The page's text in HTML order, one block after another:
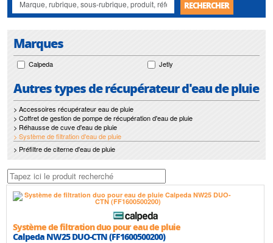
contraintes sont un gage d'efficacité, et garantissent l'absence de perturbation
de vos installations desystème de filtration d'eau de pluie.
RECHERCHER
Marques
Calpeda Jetly
Autres types de récupérateur d'eau de pluie
> Accessoires récupérateur eau de pluie
> Coffret de gestion de pompe de récupération d'eau de pluie
> Réhausse de cuve d'eau de pluie
> Système de filtration d'eau de pluie
> Préfiltre de citerne d'eau de pluie
Système de filtration duo pour eau de pluie
Calpeda NW25 DUO-CTN (FF1600500200)